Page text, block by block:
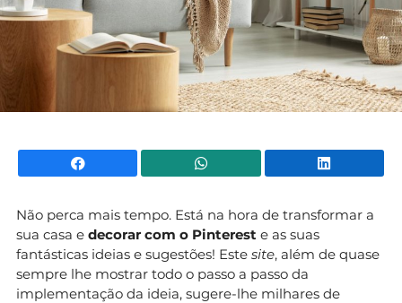
Facebook WhatsApp
Não perca mais tempo. Está na hora de transformar a
sua casa e decorar com o Pinterest e as suas
fantásticas ideias e sugestões! Este site, além de quase
sempre lhe mostrar todo o passo a passo da
implementação da ideia, sugere-lhe milhares de